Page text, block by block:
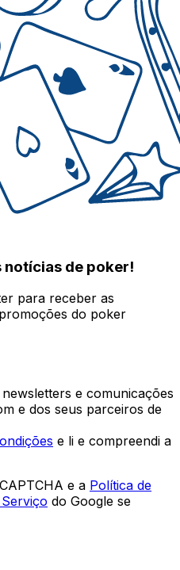
notícias de poker!
para receber as
do poker
e comunicações
e dos seus parceiros de
e li e compreendi a
e a Política de
do Google se